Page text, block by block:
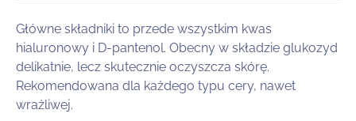
Główne składniki to przede wszystkim kwas
hialuronowy i D-pantenol. Obecny w składzie glukozyd
delikatnie, lecz skutecznie oczyszcza skórę.
Rekomendowana dla każdego typu cery, nawet
wrażliwej.